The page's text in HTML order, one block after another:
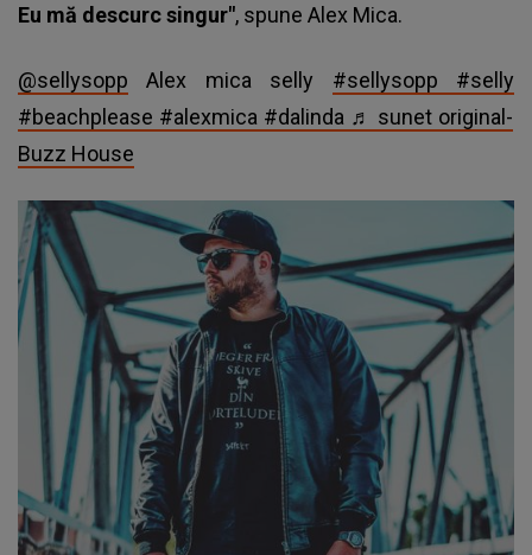
Eu mă descurc singur", spune Alex Mica.
@sellysopp Alex mica selly #sellysopp #selly
#beachplease #alexmica #dalinda ♬ sunet original-
Buzz House